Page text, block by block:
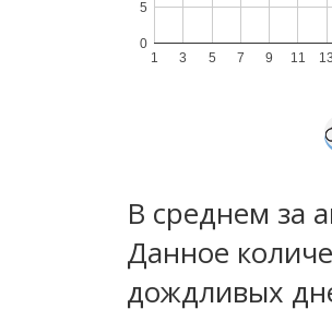
1 3 5 7 9 11
0
5
В среднем за
Данное
дождливых